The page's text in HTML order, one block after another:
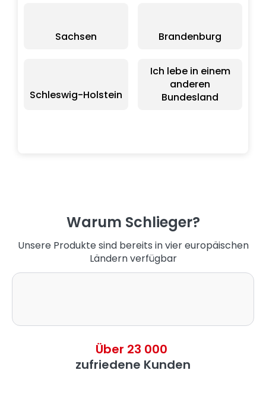
Sachsen Brandenburg
Schleswig-Holstein
Ich lebe in einem
anderen
Bundesland
Warum Schlieger?
Unsere Produkte sind bereits in vier europäischen
Ländern verfügbar
Über 23 000
zufriedene Kunden